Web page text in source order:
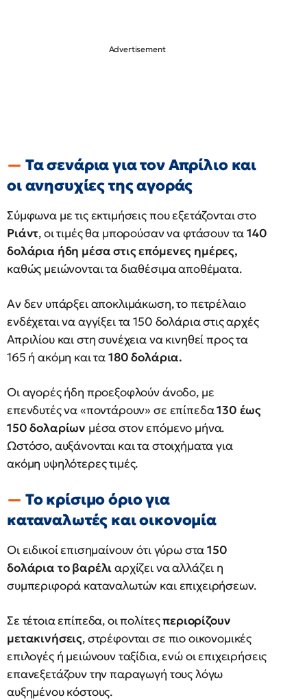
Τα σενάρια για τον Απρίλιο και
οι ανησυχίες της αγοράς
Σύμφωνα με τις εκτιμήσεις που εξετάζονται στο
Ριάντ, οι τιμές θα μπορούσαν να φτάσουν τα140
δολάρια ήδη μέσα στις επόμενες ημέρες,
καθώς μειώνονται τα διαθέσιμα αποθέματα.
Αν δεν υπάρξει αποκλιμάκωση, το πετρέλαιο
ενδέχεται να αγγίξει τα 150 δολάρια στις αρχές
Απριλίου και στη συνέχεια να κινηθεί προς τα
165 ή ακόμη και τα180 δολάρια.
Οι αγορές ήδη προεξοφλούν άνοδο, με
επενδυτές να «ποντάρουν» σε επίπεδα130 έως
150 δολαρίων μέσα στον επόμενο μήνα.
Ωστόσο, αυξάνονται και τα στοιχήματα για
ακόμη υψηλότερες τιμές.
Το κρίσιμο όριο για
καταναλωτές και οικονομία
Οι ειδικοί επισημαίνουν ότι γύρω στα150
δολάρια το βαρέλιαρχίζει να αλλάζει η
συμπεριφορά καταναλωτών και επιχειρήσεων.
Σε τέτοια επίπεδα, οι πολίτεςπεριορίζουν
μετακινήσεις, στρέφονται σε πιο οικονομικές
επιλογές ή μειώνουν ταξίδια, ενώ οι επιχειρήσεις
επανεξετάζουν την παραγωγή τους λόγω
αυξημένου κόστους.